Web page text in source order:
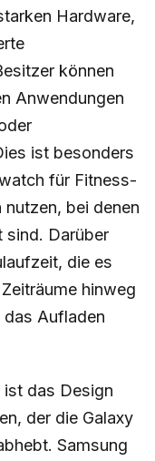
Hardware,
können
Anwendungen
ist besonders
für Fitness-
bei denen
sind. Darüber
die es
hinweg
Aufladen
ist das Design
der die Galaxy
Samsung